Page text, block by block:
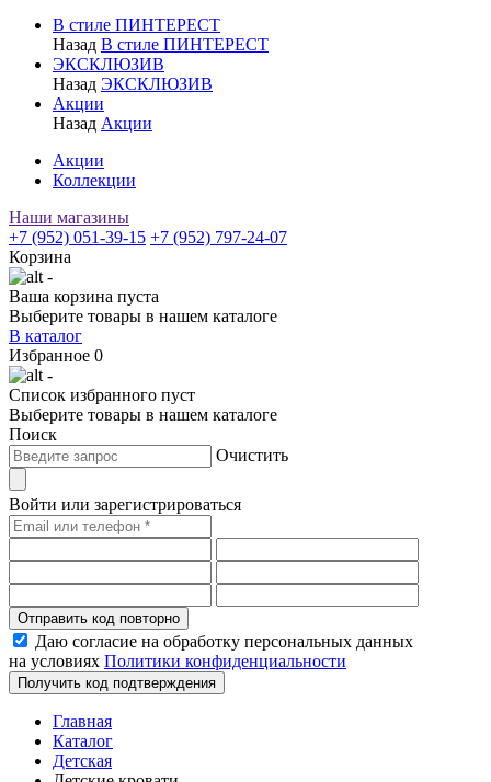
В стиле ПИНТЕРЕСТ
Назад В стиле ПИНТЕРЕСТ
ЭКСКЛЮЗИВ
Назад ЭКСКЛЮЗИВ
Акции
Назад Акции
Акции
Коллекции
Наши магазины
+7 (952) 051-39-15 +7 (952) 797-24-07
Корзина
-
Ваша корзина пуста
Выберите товары в нашем каталоге
В каталог
Избранное 0
-
Список избранного пуст
Выберите товары в нашем каталоге
Поиск
Очистить
Войти или зарегистрироваться
Отправить код повторно
Даю согласие на обработку персональных данных
на условиях Политики конфиденциальности
Получить код подтверждения
Главная
Каталог
Детская